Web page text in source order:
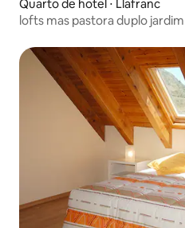
Quarto de hotel ⋅ Llafranc
lofts mas pastora duplo jardim